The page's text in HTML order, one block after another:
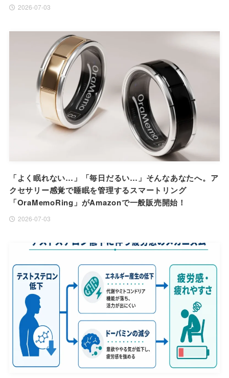
2026-07-03
「よく眠れない…」「毎日だるい…」そんなあなたへ。ア
クセサリー感覚で睡眠を管理するスマートリング
「OraMemoRing」がAmazonで一般販売開始！
2026-07-03